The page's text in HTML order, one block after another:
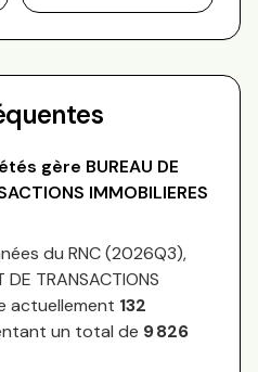
gère BUREAU DE
IMMOBILIERES
du RNC (2026Q3),
DE TRANSACTIONS
actuellement 132
un total de 9 826